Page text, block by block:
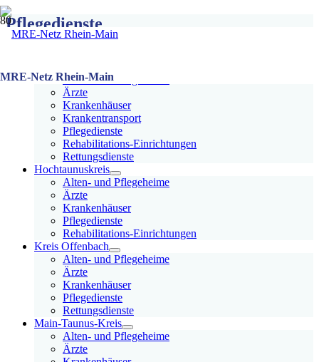
MRE-Netz Rhein-Main
Pflegedienste
Alten- und Pflegeheime
Ärzte
Krankenhäuser
Krankentransport
Pflegedienste
Rehabilitations-Einrichtungen
Rettungsdienste
Hochtaunuskreis
Alten- und Pflegeheime
Ärzte
Krankenhäuser
Pflegedienste
Rehabilitations-Einrichtungen
Kreis Offenbach
Alten- und Pflegeheime
Ärzte
Krankenhäuser
Pflegedienste
Rettungsdienste
Main-Taunus-Kreis
Alten- und Pflegeheime
Ärzte